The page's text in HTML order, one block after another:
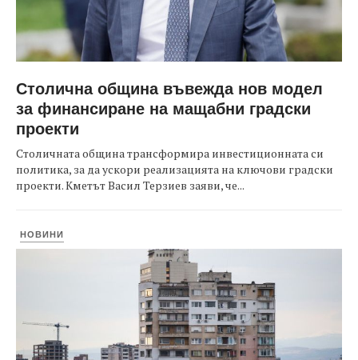
Столична община въвежда нов модел
за финансиране на мащабни градски
проекти
Столичната община трансформира инвестиционната си
политика, за да ускори реализацията на ключови градски
проекти. Кметът Васил Терзиев заяви, че...
НОВИНИ